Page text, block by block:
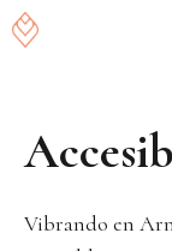
Saltar
Vibrando en